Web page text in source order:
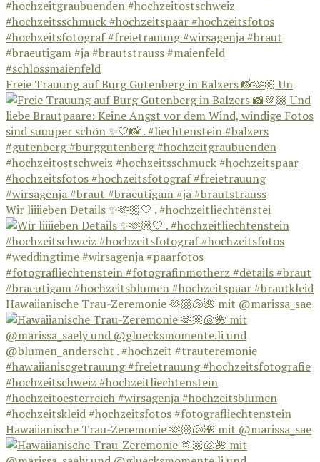
Freie Trauung auf Burg Gutenberg in Balzers 📸🫶🏼 Un
Wir liiiieben Details ✨🫶🏼🤍 . #hochzeitliechtenstei
Hawaiianische Trau-Zeremonie 🫶🏼🐚🌺 mit @marissa_sae
Hawaiianische Trau-Zeremonie 🫶🏼🐚🌺 mit @marissa_sae